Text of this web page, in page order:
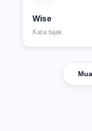
Wise
Kata bijak.